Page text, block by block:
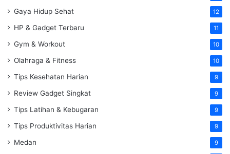
Gaya Hidup Sehat 12
HP & Gadget Terbaru 11
Gym & Workout 10
Olahraga & Fitness 10
Tips Kesehatan Harian 9
Review Gadget Singkat 9
Tips Latihan & Kebugaran 9
Tips Produktivitas Harian 9
Medan 9